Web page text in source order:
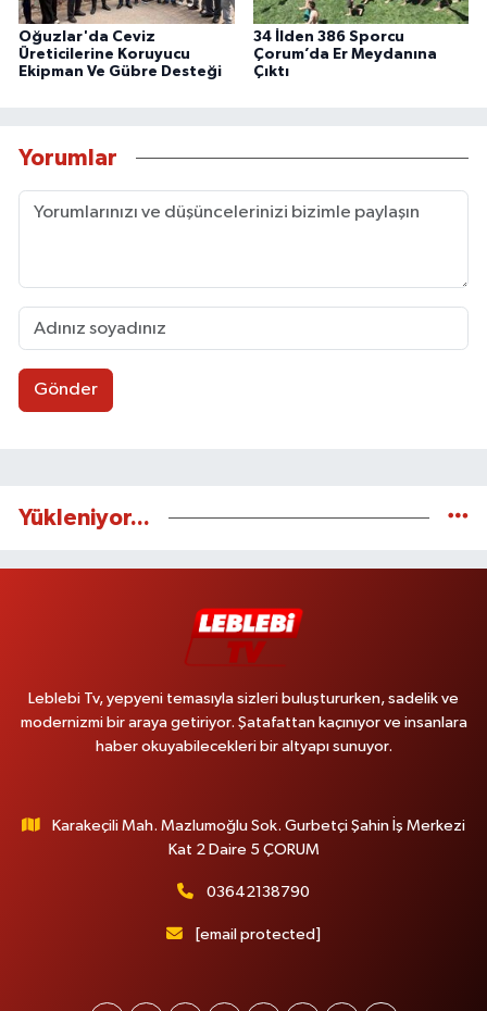
Oğuzlar'da Ceviz
Üreticilerine Koruyucu
Ekipman Ve Gübre Desteği
34 İlden 386 Sporcu
Çorum’da Er Meydanına
Çıktı
Yorumlar
Gönder
Yükleniyor...
Leblebi Tv, yepyeni temasıyla sizleri buluştururken, sadelik ve
modernizmi bir araya getiriyor. Şatafattan kaçınıyor ve insanlara
haber okuyabilecekleri bir altyapı sunuyor.
Karakeçili Mah. Mazlumoğlu Sok. Gurbetçi Şahin İş Merkezi
Kat 2 Daire 5 ÇORUM
03642138790
[email protected]